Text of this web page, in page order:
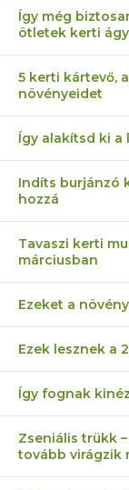
Így még
ötletek kerti
5 kerti kártevő,
növényeidet
Így alakítsd ki a
Indíts burjánzó
hozzá
Tavaszi kerti
márciusban
Ezeket a
Ezek lesznek a
Így fognak
Zseniális trükk
tovább virágzik